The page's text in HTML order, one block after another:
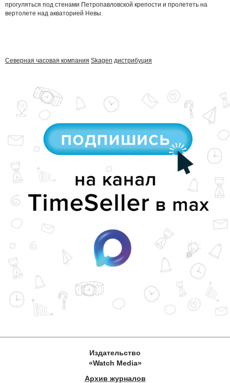
прогуляться под стенами Петропавловской крепости и пролететь на
вертолете над акваторией Невы.
Северная часовая компания Skagen дистрибуция
Издательство
«Watch Media»
Архив журналов